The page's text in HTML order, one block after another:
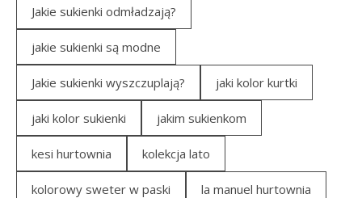
Jakie sukienki odmładzają?
jakie sukienki są modne
Jakie sukienki wyszczuplają? jaki kolor kurtki
jaki kolor sukienki jakim sukienkom
kesi hurtownia kolekcja lato
kolorowy sweter w paski la manuel hurtownia